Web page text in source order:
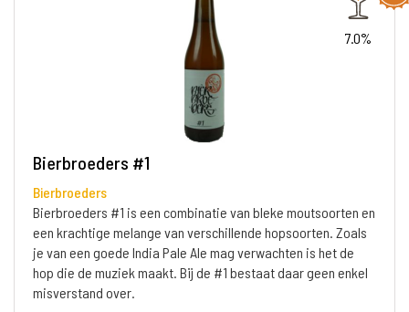
7.0%
Bierbroeders #1
Bierbroeders
Bierbroeders #1 is een combinatie van bleke moutsoorten en
een krachtige melange van verschillende hopsoorten. Zoals
je van een goede India Pale Ale mag verwachten is het de
hop die de muziek maakt. Bij de #1 bestaat daar geen enkel
misverstand over.